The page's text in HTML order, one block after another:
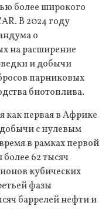
более широкого
В 2024 году
о
на расширение
и добычи
парниковых
биотоплива.
как первая в Африке
добычи с нулевым
в рамках первой
62 тысяч
кубических
фазы
баррелей нефти и